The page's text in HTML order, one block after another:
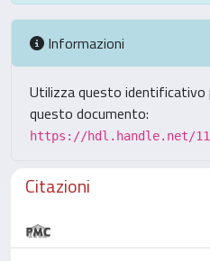
Informazioni
Utilizza questo identificativo
questo documento:
https://hdl.handle.net/
Citazioni